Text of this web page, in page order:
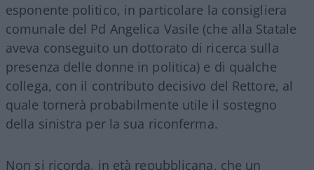
esponente politico, in particolare la consigliera
comunale del Pd Angelica Vasile (che alla Statale
aveva conseguito un dottorato di ricerca sulla
presenza delle donne in politica) e di qualche
collega, con il contributo decisivo del Rettore, al
quale tornerà probabilmente utile il sostegno
della sinistra per la sua riconferma.
Non si ricorda, in età repubblicana, che un